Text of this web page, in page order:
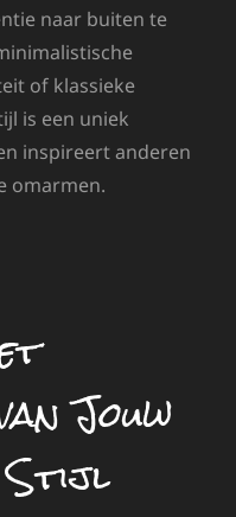
naar buiten te
of klassieke
is een uniek
inspireert anderen
omarmen.
Jouw
Stijl